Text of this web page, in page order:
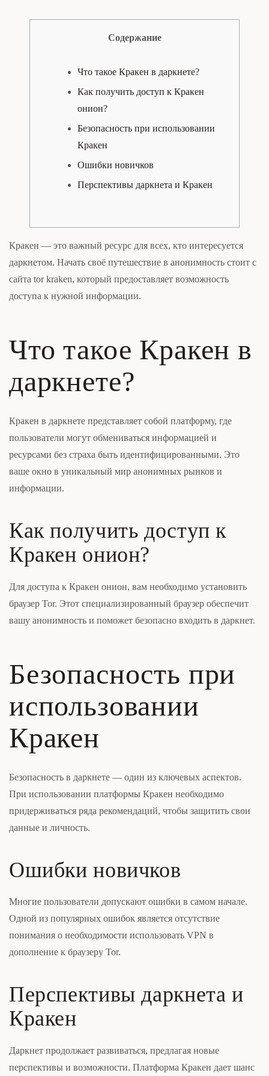
Содержание
Что такое Кракен в даркнете?
Как получить доступ к Кракен
онион?
Безопасность при использовании
Кракен
Ошибки новичков
Перспективы даркнета и Кракен
Кракен — это важный ресурс для всех, кто интересуется
даркнетом. Начать своё путешествие в анонимность стоит с
сайта tor kraken, который предоставляет возможность
доступа к нужной информации.
Что такое Кракен в
даркнете?
Кракен в даркнете представляет собой платформу, где
пользователи могут обмениваться информацией и
ресурсами без страха быть идентифицированными. Это
ваше окно в уникальный мир анонимных рынков и
информации.
Как получить доступ к
Кракен онион?
Для доступа к Кракен онион, вам необходимо установить
браузер Tor. Этот специализированный браузер обеспечит
вашу анонимность и поможет безопасно входить в даркнет.
Безопасность при
использовании
Кракен
Безопасность в даркнете — один из ключевых аспектов.
При использовании платформы Кракен необходимо
придерживаться ряда рекомендаций, чтобы защитить свои
данные и личность.
Ошибки новичков
Многие пользователи допускают ошибки в самом начале.
Одной из популярных ошибок является отсутствие
понимания о необходимости использовать VPN в
дополнение к браузеру Tor.
Перспективы даркнета и
Кракен
Даркнет продолжает развиваться, предлагая новые
перспективы и возможности. Платформа Кракен дает шанс